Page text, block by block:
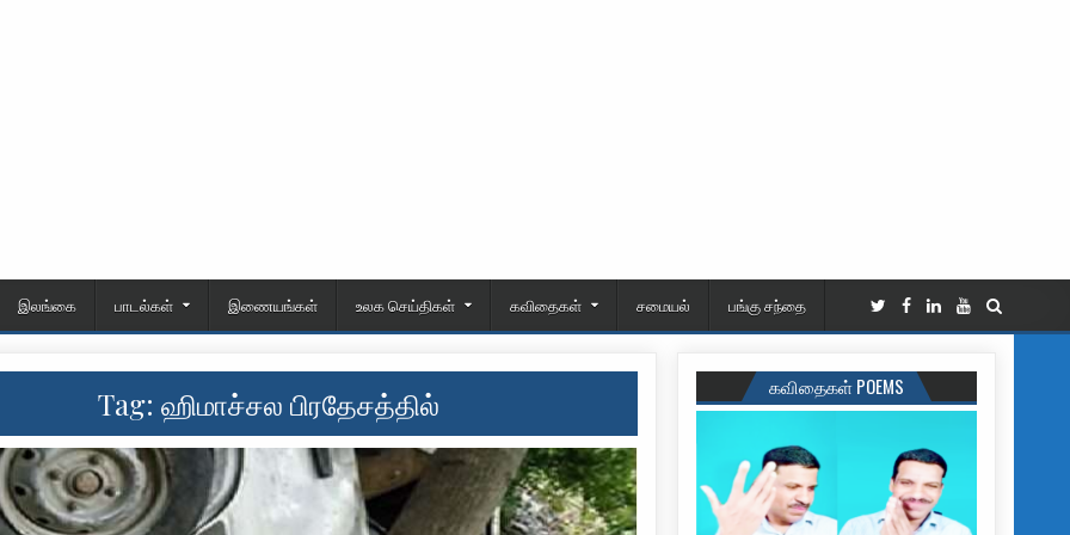
இலங்கை பாடல்கள் இணையங்கள் உலக செய்திகள் கவிதைகள் சமையல் பங்கு சந்தை
Tag:ஹிமாச்சல பிரதேசத்தில் கவிதைகள் POEMS